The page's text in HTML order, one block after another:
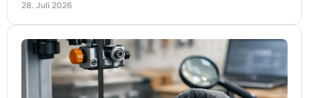
28. Juli 2026